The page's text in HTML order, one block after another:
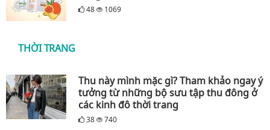
48 1069
THỜI TRANG
Thu này mình mặc gì? Tham khảo ngay ý
tưởng từ những bộ sưu tập thu đông ở
các kinh đô thời trang
38 740